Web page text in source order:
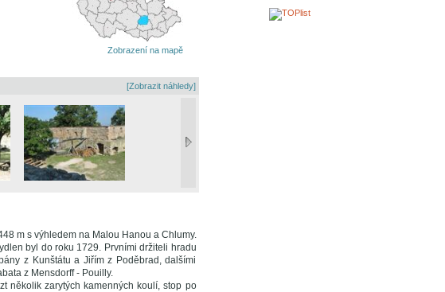
Zobrazení na mapě
[Zobrazit náhledy]
m s výhledem na Malou Hanou a Chlumy.
byl do roku 1729. Prvními držiteli hradu
z Kunštátu a Jiřím z Poděbrad, dalšími
z Mensdorff - Pouilly.
několik zarytých kamenných koulí, stop po